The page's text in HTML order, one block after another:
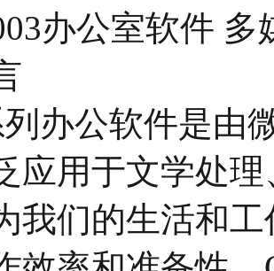
办公室软件
办公软件是由
应用于文学处
我们的生活和